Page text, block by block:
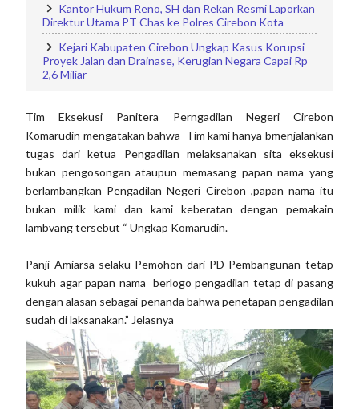
Kantor Hukum Reno, SH dan Rekan Resmi Laporkan
Direktur Utama PT Chas ke Polres Cirebon Kota
Kejari Kabupaten Cirebon Ungkap Kasus Korupsi
Proyek Jalan dan Drainase, Kerugian Negara Capai Rp
2,6 Miliar
Tim Eksekusi Panitera Perngadilan Negeri Cirebon
Komarudin mengatakan bahwa Tim kami hanya bmenjalankan
tugas dari ketua Pengadilan melaksanakan sita eksekusi
bukan pengosongan ataupun memasang papan nama yang
berlambangkan Pengadilan Negeri Cirebon ,papan nama itu
bukan milik kami dan kami keberatan dengan pemakain
lambvang tersebut “ Ungkap Komarudin.
Panji Amiarsa selaku Pemohon dari PD Pembangunan tetap
kukuh agar papan nama berlogo pengadilan tetap di pasang
dengan alasan sebagai penanda bahwa penetapan pengadilan
sudah di laksanakan.” Jelasnya